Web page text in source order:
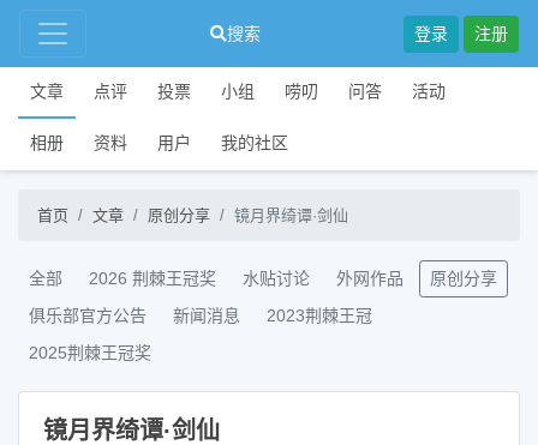
搜索 登录 注册
文章 点评 投票 小组 唠叨 问答 活动
相册 资料 用户 我的社区
首页 文章 原创分享 镜月界绮谭·剑仙
全部 2026 荆棘王冠奖 水贴讨论 外网作品
原创分享
俱乐部官方公告
新闻消息
2023荆棘王冠
2025荆棘王冠奖
镜月界绮谭·剑仙